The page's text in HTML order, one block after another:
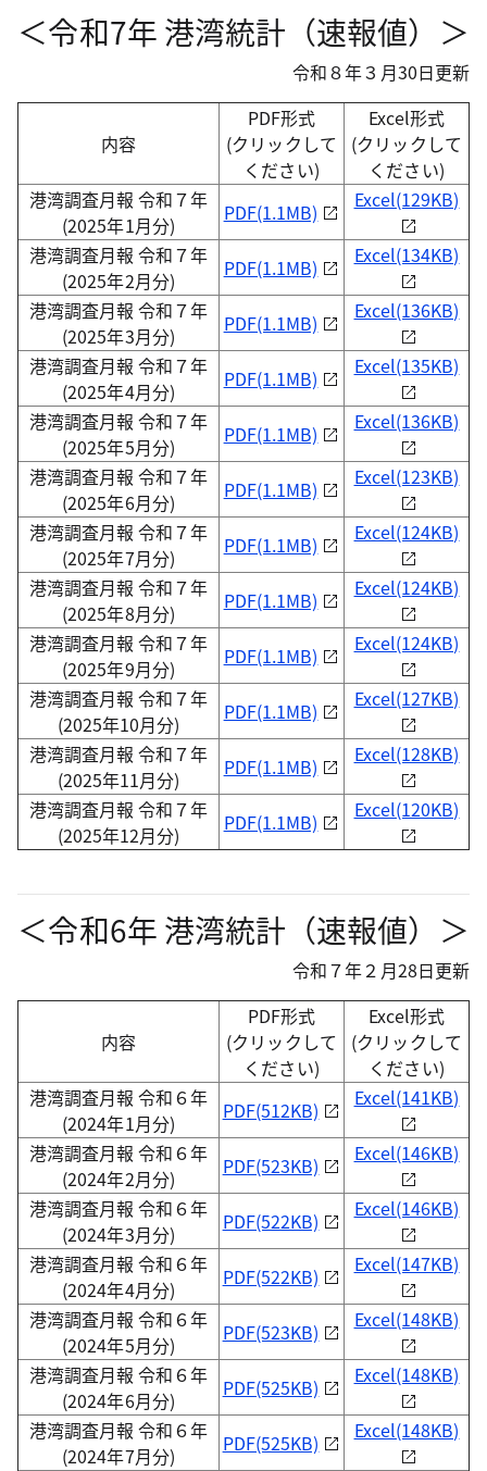
＜令和7年 港湾統計（速報値）＞
令和８年３月30日更新
内容
PDF形式
(クリックして
ください)
Excel形式
(クリックして
ください)
港湾調査月報 令和７年
(2025年1月分)
PDF(1.1MB) Excel(129KB)
港湾調査月報 令和７年
(2025年2月分)
PDF(1.1MB) Excel(134KB)
港湾調査月報 令和７年
(2025年3月分)
PDF(1.1MB) Excel(136KB)
港湾調査月報 令和７年
(2025年4月分)
PDF(1.1MB) Excel(135KB)
港湾調査月報 令和７年
(2025年5月分)
PDF(1.1MB) Excel(136KB)
港湾調査月報 令和７年
(2025年6月分)
PDF(1.1MB) Excel(123KB)
港湾調査月報 令和７年
(2025年7月分)
PDF(1.1MB) Excel(124KB)
港湾調査月報 令和７年
(2025年8月分)
PDF(1.1MB) Excel(124KB)
港湾調査月報 令和７年
(2025年9月分)
PDF(1.1MB) Excel(124KB)
港湾調査月報 令和７年
(2025年10月分)
PDF(1.1MB) Excel(127KB)
港湾調査月報 令和７年
(2025年11月分)
PDF(1.1MB) Excel(128KB)
港湾調査月報 令和７年
(2025年12月分)
PDF(1.1MB) Excel(120KB)
＜令和6年 港湾統計（速報値）＞
令和７年２月28日更新
内容
PDF形式
(クリックして
ください)
Excel形式
(クリックして
ください)
港湾調査月報 令和６年
(2024年1月分)
PDF(512KB) Excel(141KB)
港湾調査月報 令和６年
(2024年2月分)
PDF(523KB) Excel(146KB)
港湾調査月報 令和６年
(2024年3月分)
PDF(522KB) Excel(146KB)
港湾調査月報 令和６年
(2024年4月分)
PDF(522KB) Excel(147KB)
港湾調査月報 令和６年
(2024年5月分)
PDF(523KB) Excel(148KB)
港湾調査月報 令和６年
(2024年6月分)
PDF(525KB) Excel(148KB)
港湾調査月報 令和６年
(2024年7月分)
PDF(525KB) Excel(148KB)